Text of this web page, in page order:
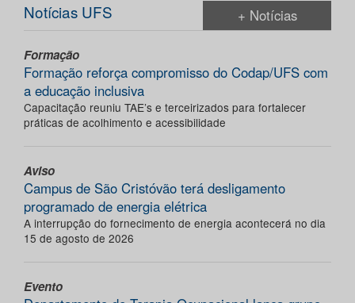
Notícias UFS + Notícias
Formação
Formação reforça compromisso do Codap/UFS com
a educação inclusiva
Capacitação reuniu TAE’s e terceirizados para fortalecer
práticas de acolhimento e acessibilidade
Aviso
Campus de São Cristóvão terá desligamento
programado de energia elétrica
A interrupção do fornecimento de energia acontecerá no dia
15 de agosto de 2026
Evento